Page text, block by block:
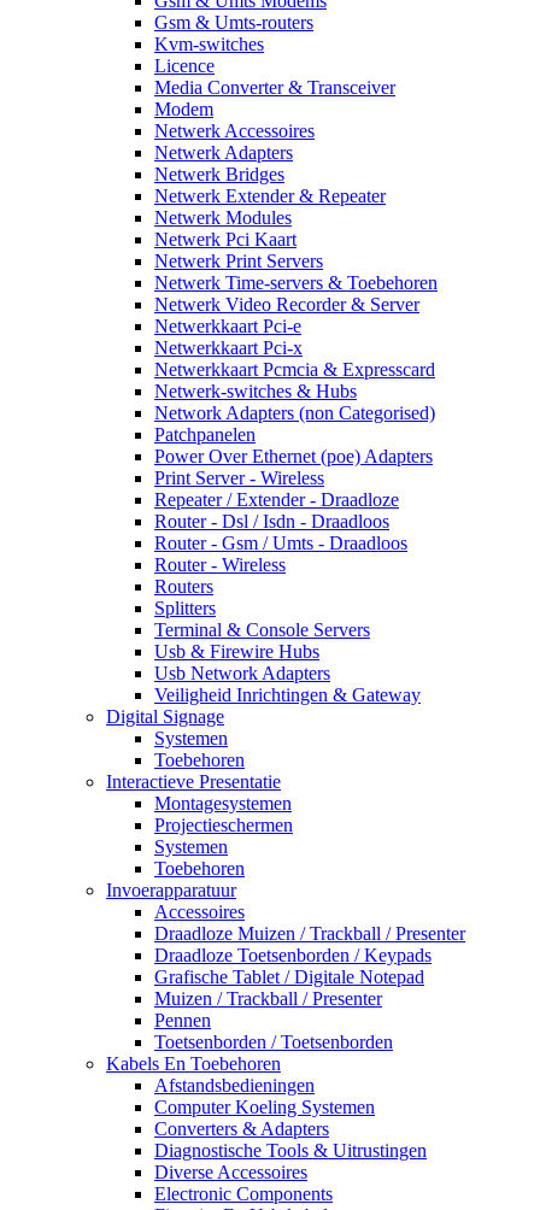
Gsm & Umts-routers
Kvm-switches
Licence
Media Converter & Transceiver
Modem
Netwerk Accessoires
Netwerk Adapters
Netwerk Bridges
Netwerk Extender & Repeater
Netwerk Modules
Netwerk Pci Kaart
Netwerk Print Servers
Netwerk Time-servers & Toebehoren
Netwerk Video Recorder & Server
Netwerkkaart Pci-e
Netwerkkaart Pci-x
Netwerkkaart Pcmcia & Expresscard
Netwerk-switches & Hubs
Network Adapters (non Categorised)
Patchpanelen
Power Over Ethernet (poe) Adapters
Print Server - Wireless
Repeater / Extender - Draadloze
Router - Dsl / Isdn - Draadloos
Router - Gsm / Umts - Draadloos
Router - Wireless
Routers
Splitters
Terminal & Console Servers
Usb & Firewire Hubs
Usb Network Adapters
Veiligheid Inrichtingen & Gateway
Digital Signage
Systemen
Toebehoren
Interactieve Presentatie
Montagesystemen
Projectieschermen
Systemen
Toebehoren
Invoerapparatuur
Accessoires
Draadloze Muizen / Trackball / Presenter
Draadloze Toetsenborden / Keypads
Grafische Tablet / Digitale Notepad
Muizen / Trackball / Presenter
Pennen
Toetsenborden / Toetsenborden
Kabels En Toebehoren
Afstandsbedieningen
Computer Koeling Systemen
Converters & Adapters
Diagnostische Tools & Uitrustingen
Diverse Accessoires
Electronic Components